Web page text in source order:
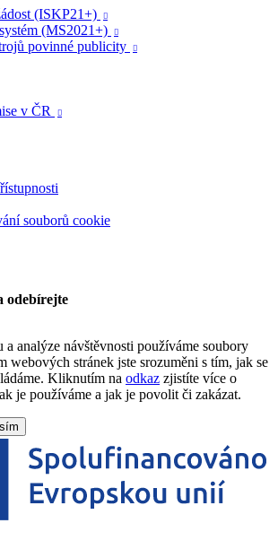
(ISKP21+)

(MS2021+) 
povinné publicity 
v ČR 
souborů cookie
odebírejte
analýze návštěvnosti používáme soubory
webových stránek jste srozuměni s tím, jak se
Kliknutím na odkaz zjistíte více o
je používáme a jak je povolit či zakázat.